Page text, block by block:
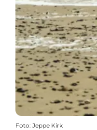
Foto: Jeppe Kirk